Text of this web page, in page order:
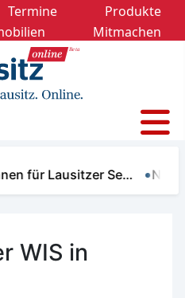
Termine
Produkte
Mitmachen
Lausitzer Se…
WIS in